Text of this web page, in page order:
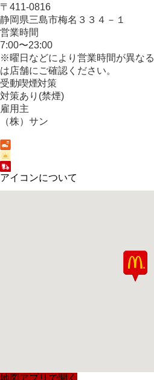
〒411-0816
静岡県三島市梅名３３４－１
営業時間
7:00〜23:00
※曜日などにより営業時間が異な
は店舗にご確認ください。
受動喫煙対策
対策あり(禁煙)
雇用主
（株）サン
アイコンについて
地図アプリで開く